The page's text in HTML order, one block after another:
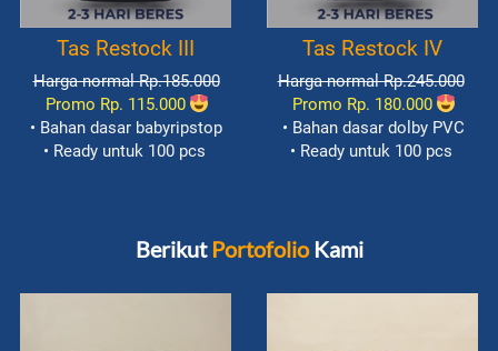
Tas Restock III
Harga normal Rp.185.000
Promo Rp. 115.000
• Bahan dasar babyripstop
• Ready untuk 100 pcs
Tas Restock IV
Harga normal Rp.245.000
Promo Rp. 180.000
• Bahan dasar dolby PVC
• Ready untuk 100 pcs
Berikut Portofolio Kami